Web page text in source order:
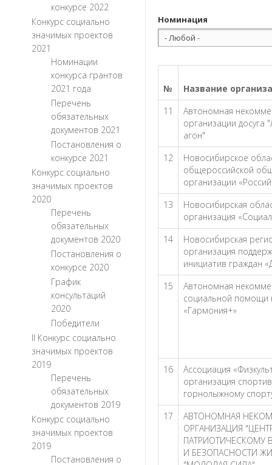
конкурсе 2022
Конкурс социально
значимых проектов
2021
Номинации
конкурса грантов
2021 года
Перечень
обязательных
документов 2021
Постановления о
конкурсе 2021
Конкурс социально
значимых проектов
2020
Перечень
обязательных
документов 2020
Постановления о
конкурсе 2020
График
консультаций
2020
Победители
II Конкурс социально
значимых проектов
2019
Перечень
обязательных
документов 2019
Конкурс социально
значимых проектов
2019
Постановления о
Номинация
№
Название
11
Автономная
организации досуга
агон"
12
Новосибирское
общероссийской
организации
13
Новосибирская
организация
14
Новосибирская
организация
инициатив граждан
15
Автономная
социальной помощи
«Гармония+»
16
Ассоциация
организация
горнолыжному
17
АВТОНОМНАЯ
ОРГАНИЗАЦИЯ
ПАТРИОТИЧЕСКОМУ
И БЕЗОПАСНОСТИ